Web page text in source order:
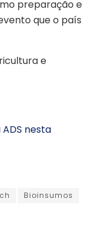
preparação e
que o país
e
nesta
Bioinsumos